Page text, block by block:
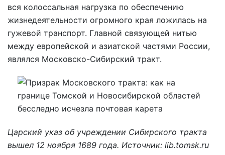
вся колоссальная нагрузка по обеспечению
жизнедеятельности огромного края ложилась на
гужевой транспорт. Главной связующей нитью
между европейской и азиатской частями России,
являлся Московско-Сибирский тракт.
Царский указ об учреждении Сибирского тракта
вышел 12 ноября 1689 года. Источник: lib.tomsk.ru